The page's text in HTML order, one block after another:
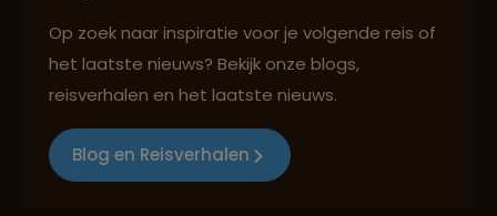
Best beoordeelde reisroutes
Op zoek naar inspiratie voor je volgende reis of
het laatste nieuws? Bekijk onze blogs,
reisverhalen en het laatste nieuws.
Blog en Reisverhalen